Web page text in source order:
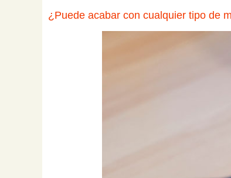
¿Puede acabar con cualquier tipo de